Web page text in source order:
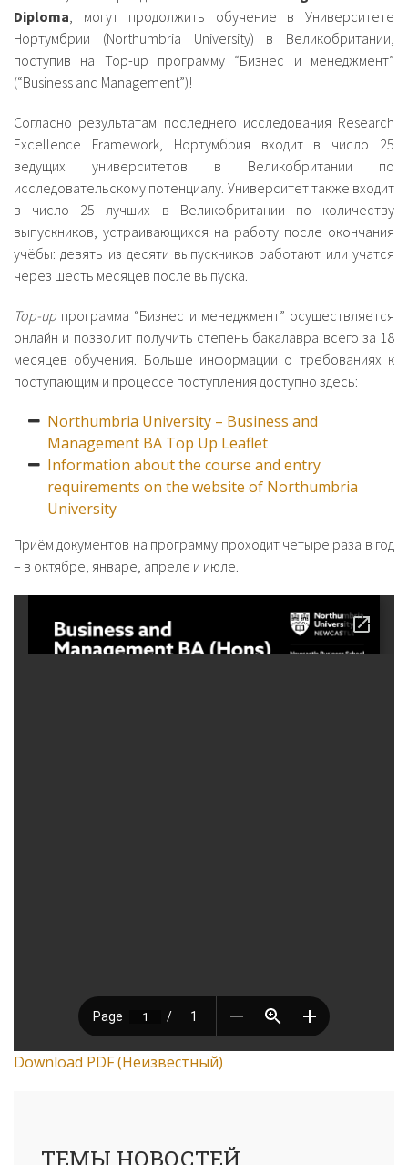
Diploma , могут продолжить обучение в Университете
Нортумбрии (Northumbria University) в Великобритании,
поступив на Top-up программу “Бизнес и менеджмент”
(“Business and Management”)!
Согласно результатам последнего исследования Research
Excellence Framework, Нортумбрия входит в число 25
ведущих университетов в Великобритании по
исследовательскому потенциалу. Университет также входит
в число 25 лучших в Великобритании по количеству
выпускников, устраивающихся на работу после окончания
учёбы: девять из десяти выпускников работают или учатся
через шесть месяцев после выпуска.
Top-up программа “Бизнес и менеджмент” осуществляется
онлайн и позволит получить степень бакалавра всего за 18
месяцев обучения. Больше информации о требованиях к
поступающим и процессе поступления доступно здесь:
Northumbria University – Business and
Management BA Top Up Leaflet
Information about the course and entry
requirements on the website of Northumbria
University
Приём документов на программу проходит четыре раза в год
– в октябре, январе, апреле и июле.
Download PDF (Неизвестный)
ТЕМЫ НОВОСТЕЙ